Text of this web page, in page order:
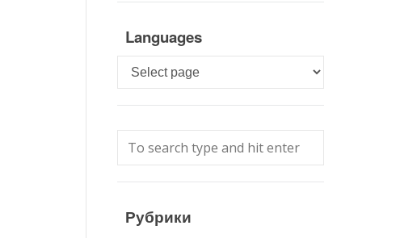
Languages
Languages
Рубрики